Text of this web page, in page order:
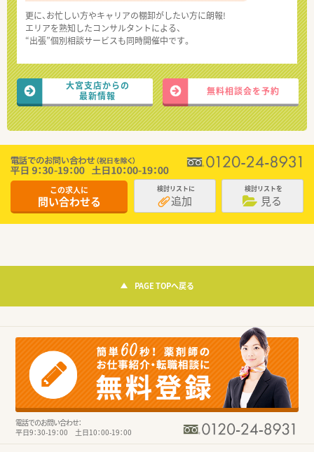
更に、お忙しい方やキャリアの棚卸がしたい方に朗報!
エリアを熟知したコンサルタントによる、
“出張”個別相談サービスも同時開催中です。
大宮支店からの
最新情報
無料相談会を予約
この求人に
問い合わせる
検討リストに
追加
検討リストを
見る
PAGE TOPへ戻る
電話でのお問い合わせ：
平日9：30-19：00 土日10：00-19：00